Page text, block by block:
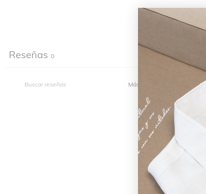
Reseñas 0